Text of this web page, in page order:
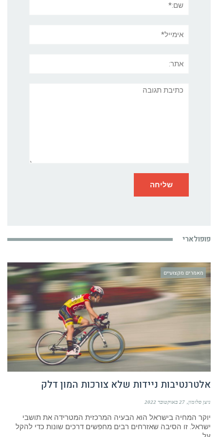
תגובה
פופולארי
מאמרים מקצועיים
אלטרנטיבות ניידות שלא צורכות המון דלק
ניצן סלומון 27 באוקטובר 2022
יוקר המחיה בישראל הוא הבעיה המרכזית המטרידה את תושבי
ישראל. זו הסיבה שאזרחים רבים מחפשים דרכים שונות כדי להקל